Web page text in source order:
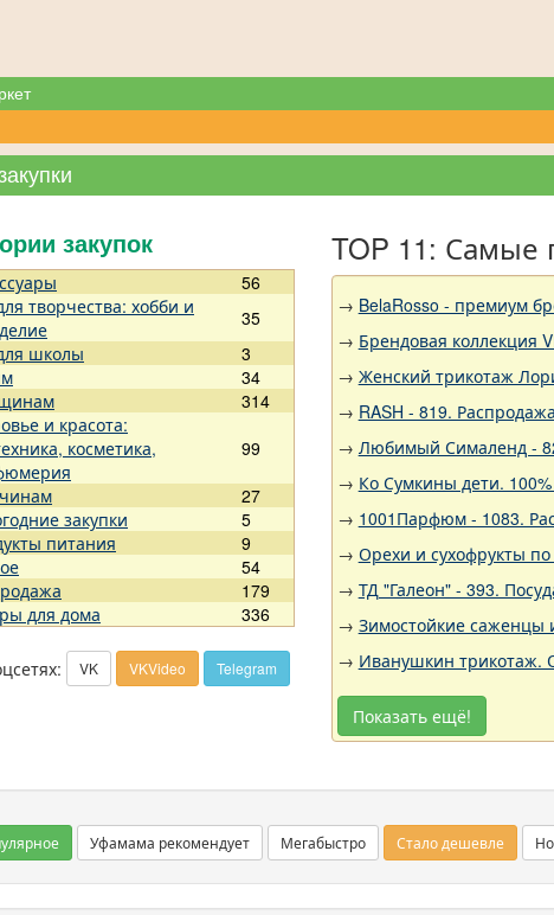
закупок
56
творчества: хобби и
35
школы
3
34
314
и красота:
косметика,
99
27
закупки
5
питания
9
54
179
для дома
336
VK VKVideo Telegram
TOP 11: Самые
→ BelaRosso - премиум
→ Брендовая коллекция
→ Женский трикотаж
→ RASH - 819. Распродажа
→ Любимый Сималенд -
→ Ко Сумкины дети.
→ 1001Парфюм - 1083.
→ Орехи и сухофрукты
→ ТД "Галеон" - 393.
→ Зимостойкие саженцы
→ Иванушкин трикотаж.
Показать ещё!
Уфамама рекомендует Мегабыстро Стало дешевле